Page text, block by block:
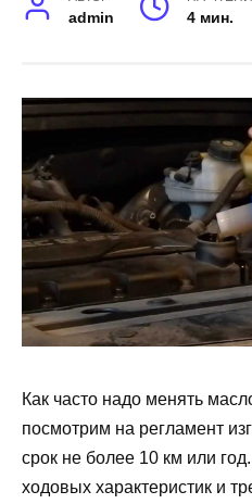
admin 4 мин.
Как часто надо менять
посмотрим на регламент
срок не более 10 км или
ходовых характеристик и